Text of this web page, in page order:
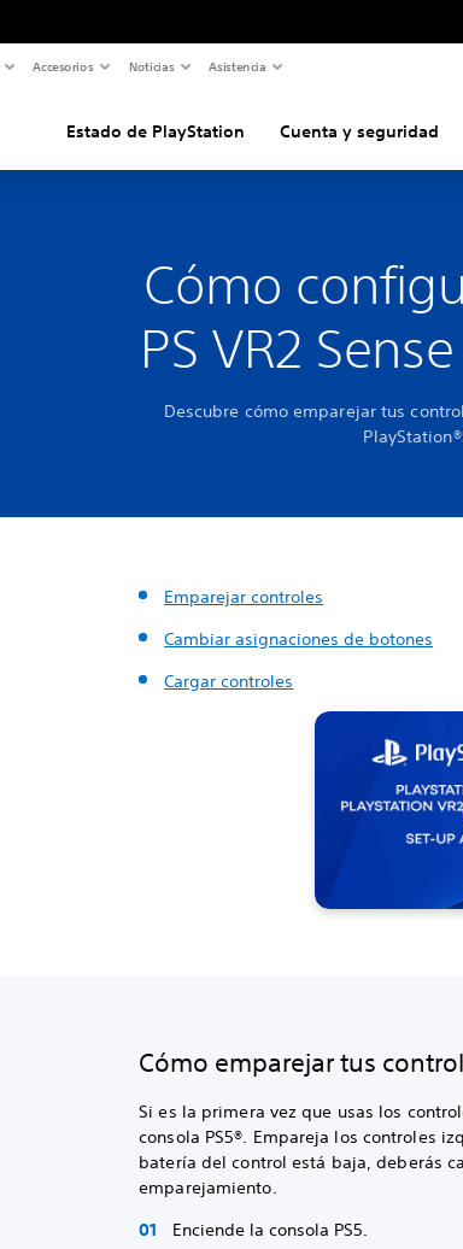
Accesorios Noticias Asistencia
Estado de PlayStation Cuenta y seguridad
Cómo
PS VR2
Descubre cómo emparejar tus
Emparejar controles
Cambiar asignaciones de botones
Cargar controles
Cómo emparejar tus
Si es la primera vez que usas los
consola PS5®. Empareja los controles
batería del control está baja, deberás
emparejamiento.
Enciende la consola PS5.